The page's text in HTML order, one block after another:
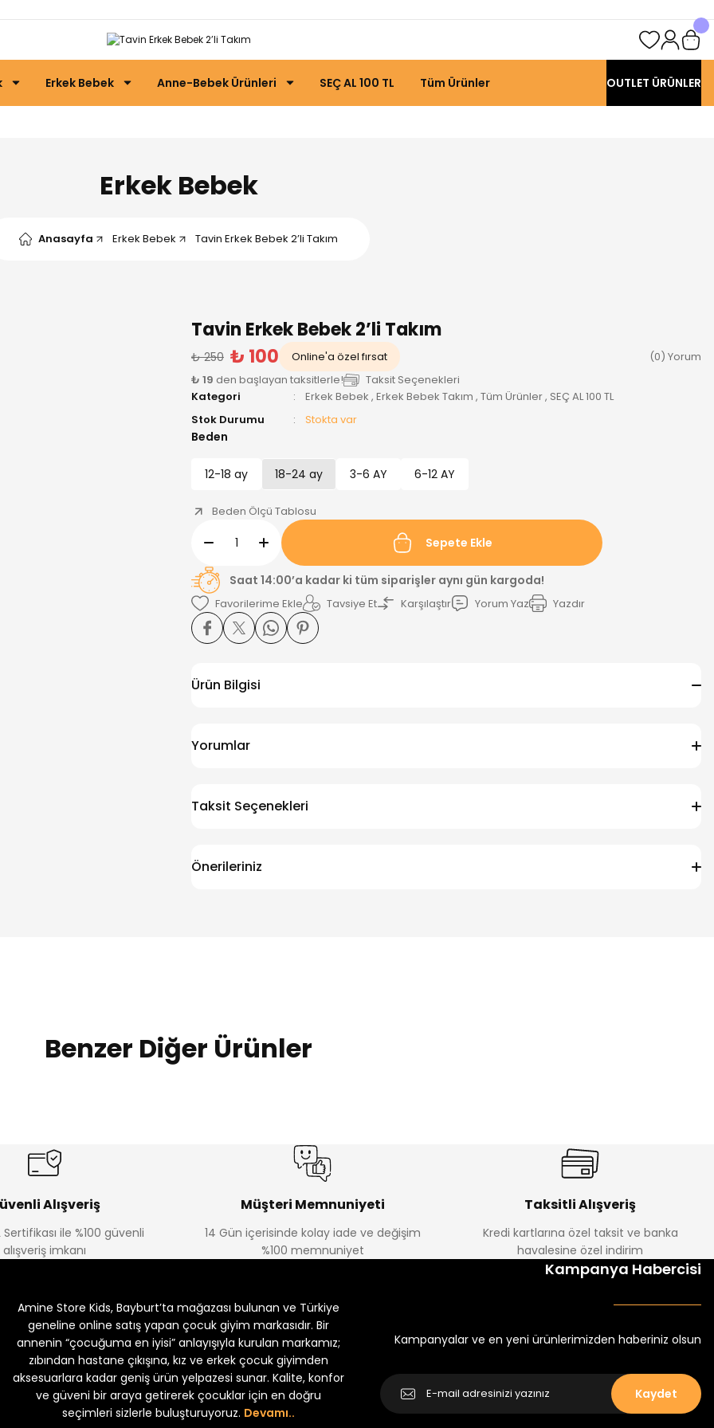
Erkek Bebek Anne-Bebek Ürünleri SEÇ AL 100 TL Tüm Ürünler OUTLET ÜRÜNLER
Erkek Bebek
Anasayfa Erkek Bebek Tavin Erkek Bebek 2’li Takım
Tavin Erkek Bebek 2’li Takım
₺ 250 ₺ 100 Online'a özel fırsat
(0) Yorum
₺ 19 den başlayan taksitlerle!
Taksit Seçenekleri
Kategori
Erkek Bebek , Erkek Bebek Takım , Tüm Ürünler, SEÇ AL 100 TL
Stok Durumu
Stokta var
Beden
12-18 ay 18-24 ay 3-6 AY 6-12 AY
Beden Ölçü Tablosu
Sepete Ekle
Saat 14:00’a kadar ki tüm siparişler aynı gün kargoda!
Tavsiye Et Karşılaştır Yorum Yaz Yazdır
Ürün Bilgisi
Yorumlar
Taksit Seçenekleri
Önerileriniz
Benzer Diğer Ürünler
Luvin Erkek Bebek Tulum
Yeni
Yelza Erkek Bebek Tulum
%22
Yeni₺ 250
%22
Yeni₺ 250
Alışveriş
Sertifikası ile %100 güvenli
alışveriş imkanı
Müşteri Memnuniyeti
14 Gün içerisinde kolay iade ve değişim
%100 memnuniyet
Taksitli Alışveriş
Kredi kartlarına özel taksit ve banka
havalesine özel indirim
Amine Store Kids, Bayburt’ta mağazası bulunan ve Türkiye
geneline online satış yapan çocuk giyim markasıdır. Bir
annenin “çocuğuma en iyisi” anlayışıyla kurulan markamız;
zıbından hastane çıkışına, kız ve erkek çocuk giyimden
aksesuarlara kadar geniş ürün yelpazesi sunar. Kalite, konfor
ve güveni bir araya getirerek çocuklar için en doğru
seçimleri sizlerle buluşturuyoruz. Devamı..
Kampanya Habercisi
Kampanyalar ve en yeni ürünlerimizden haberiniz olsun
Kaydet